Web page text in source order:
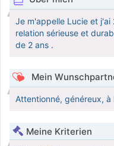
Je m'appelle Lucie et j'ai
relation sérieuse et
de 2 ans .
Mein
Attentionné, généreux, à
Meine Kriterien